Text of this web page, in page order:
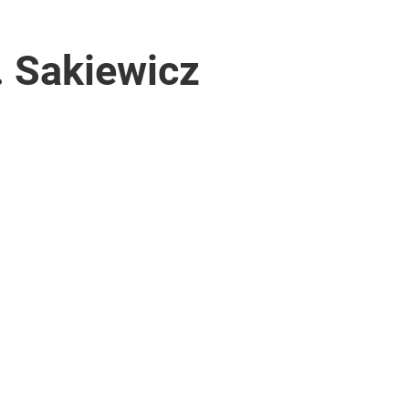
Sakiewicz